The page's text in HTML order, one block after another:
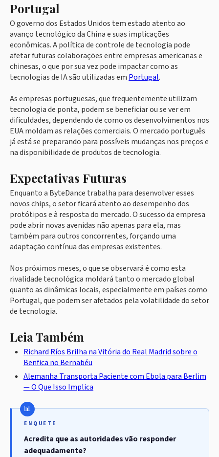
Portugal
O governo dos Estados Unidos tem estado atento ao
avanço tecnológico da China e suas implicações
econômicas. A política de controle de tecnologia pode
afetar futuras colaborações entre empresas americanas e
chinesas, o que por sua vez pode impactar como as
tecnologias de IA são utilizadas em Portugal.
As empresas portuguesas, que frequentemente utilizam
tecnologia de ponta, podem se beneficiar ou se ver em
dificuldades, dependendo de como os desenvolvimentos nos
EUA moldam as relações comerciais. O mercado português
já está se preparando para possíveis mudanças nos preços e
na disponibilidade de produtos de tecnologia.
Expectativas Futuras
Enquanto a ByteDance trabalha para desenvolver esses
novos chips, o setor ficará atento ao desempenho dos
protótipos e à resposta do mercado. O sucesso da empresa
pode abrir novas avenidas não apenas para ela, mas
também para outros concorrentes, forçando uma
adaptação contínua das empresas existentes.
Nos próximos meses, o que se observará é como esta
rivalidade tecnológica moldará tanto o mercado global
quanto as dinâmicas locais, especialmente em países como
Portugal, que podem ser afetados pela volatilidade do setor
de tecnologia.
Leia Também
Richard Ríos Brilha na Vitória do Real Madrid sobre o
Benfica no Bernabéu
Alemanha Transporta Paciente com Ebola para Berlim
— O Que Isso Implica
ENQUETE
Acredita que as autoridades vão responder
adequadamente?